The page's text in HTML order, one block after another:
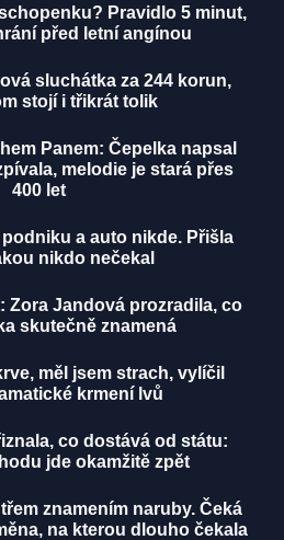
Pravidlo 5 minut,
před letní angínou
sluchátka za 244 korun,
stojí i třikrát tolik
Panem: Čepelka napsal
melodie je stará přes
400 let
a auto nikde. Přišla
nikdo nečekal
Zora Jandová prozradila, co
skutečně znamená
měl jsem strach, vylíčil
krmení lvů
co dostává od státu:
jde okamžitě zpět
znamením naruby. Čeká
na kterou dlouho čekala